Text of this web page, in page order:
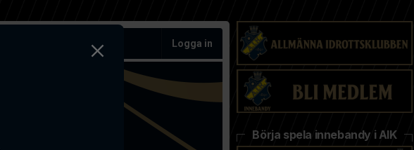
Logga in
Börja spela innebandy i AIK